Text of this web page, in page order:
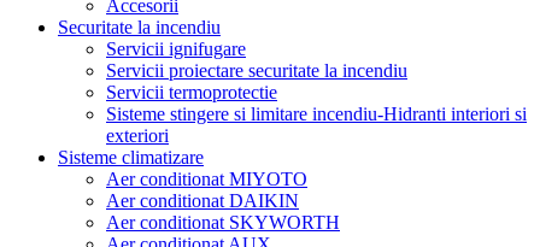
Accesorii
Securitate la incendiu
Servicii ignifugare
Servicii proiectare securitate la incendiu
Servicii termoprotectie
Sisteme stingere si limitare incendiu-Hidranti interiori si
exteriori
Sisteme climatizare
Aer conditionat MIYOTO
Aer conditionat DAIKIN
Aer conditionat SKYWORTH